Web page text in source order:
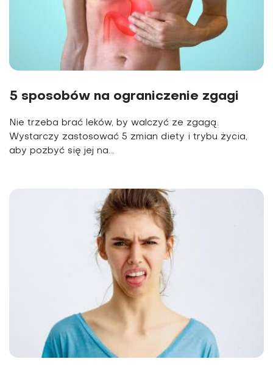
5 sposobów na ograniczenie zgagi
Nie trzeba brać leków, by walczyć ze zgagą.
Wystarczy zastosować 5 zmian diety i trybu życia,
aby pozbyć się jej na...